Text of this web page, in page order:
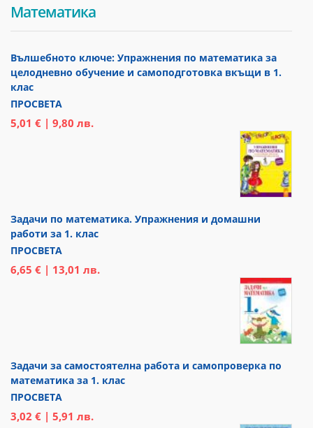
Математика
Вълшебното ключе: Упражнения по математика за
целодневно обучение и самоподготовка вкъщи в 1.
клас
ПРОСВЕТА
5,01 € | 9,80 лв.
Задачи по математика. Упражнения и домашни
работи за 1. клас
ПРОСВЕТА
6,65 € | 13,01 лв.
Задачи за самостоятелна работа и самопроверка по
математика за 1. клас
ПРОСВЕТА
3,02 € | 5,91 лв.